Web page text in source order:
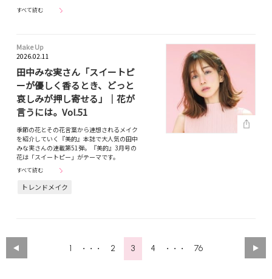
すべて読む
Make Up
2026.02.11
田中みな実さん「スイートピ
ーが優しく香るとき、どっと
哀しみが押し寄せる」｜花が
言うには。Vol.51
季節の花とその花言葉から連想されるメイク
を紹介していく『美的』本誌で大人気の田中
みな実さんの連載第51弾。『美的』3月号の
花は「スイートピー」がテーマです。
すべて読む
トレンドメイク
1 ・・・ 2 3 4 ・・・ 76